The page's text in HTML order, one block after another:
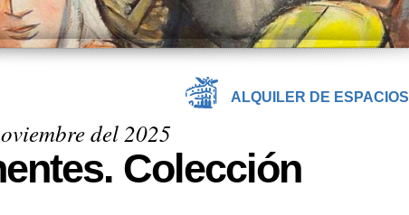
ALQUILER DE ESPACIOS
del 2025
Colección